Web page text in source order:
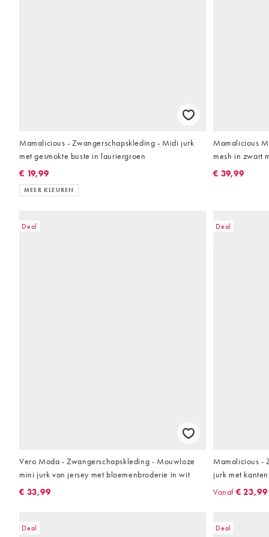
Mamalicious - Zwangerschapskleding - Midi jurk
met gesmokte buste in lauriergroen
€ 19,99
MEER KLEUREN
Mamalicious
mesh in zwart
€ 39,99
Deal
Vero Moda - Zwangerschapskleding - Mouwloze
mini jurk van jersey met bloemenbroderie in wit
€ 33,99
Deal
Mamalicious -
jurk met
zwart
Vanaf € 23,99
Deal Deal